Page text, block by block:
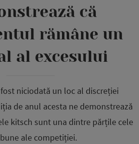
că
rămâne un
al excesului
niciodată un loc al discreției
de anul acesta ne demonstrează
kitsch sunt una dintre părțile cele
ale competiției.